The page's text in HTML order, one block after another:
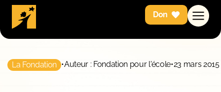
Don
La Fondation •Auteur : Fondation pour l'école•23 mars 2015